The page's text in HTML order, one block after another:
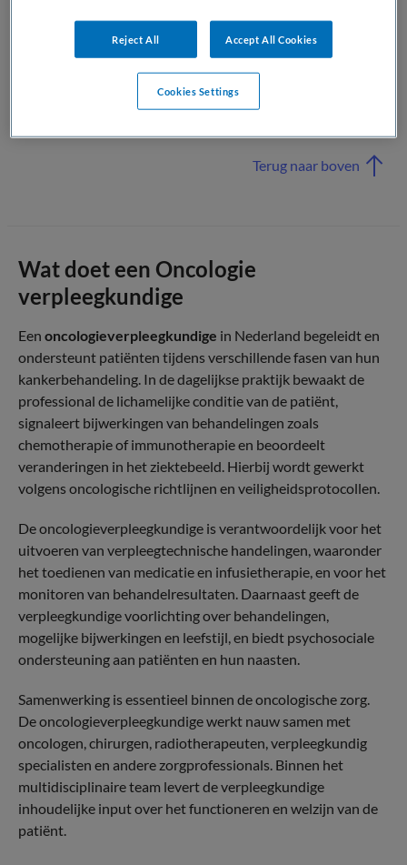
continuïteit en kwaliteit van zorg gedurende het volledige
oncologische traject. Daarmee vertegenwoordigt deze
specialist een essentiële discipline binnen de curatieve en
palliatieve kankerzorg in Nederland, met een belangrijke
Terug naar boven
Wat doet een Oncologie
verpleegkundige
Een oncologieverpleegkundige in Nederland begeleidt en
ondersteunt patiënten tijdens verschillende fasen van hun
kankerbehandeling. In de dagelijkse praktijk bewaakt de
professional de lichamelijke conditie van de patiënt,
signaleert bijwerkingen van behandelingen zoals
chemotherapie of immunotherapie en beoordeelt
veranderingen in het ziektebeeld. Hierbij wordt gewerkt
volgens oncologische richtlijnen en veiligheidsprotocollen.
De oncologieverpleegkundige is verantwoordelijk voor het
uitvoeren van verpleegtechnische handelingen, waaronder
het toedienen van medicatie en infusietherapie, en voor het
monitoren van behandelresultaten. Daarnaast geeft de
verpleegkundige voorlichting over behandelingen,
mogelijke bijwerkingen en leefstijl, en biedt psychosociale
ondersteuning aan patiënten en hun naasten.
Samenwerking is essentieel binnen de oncologische zorg.
De oncologieverpleegkundige werkt nauw samen met
oncologen, chirurgen, radiotherapeuten, verpleegkundig
specialisten en andere zorgprofessionals. Binnen het
multidisciplinaire team levert de verpleegkundige
inhoudelijke input over het functioneren en welzijn van de
patiënt.
Reject All Accept All Cookies
Cookies Settings